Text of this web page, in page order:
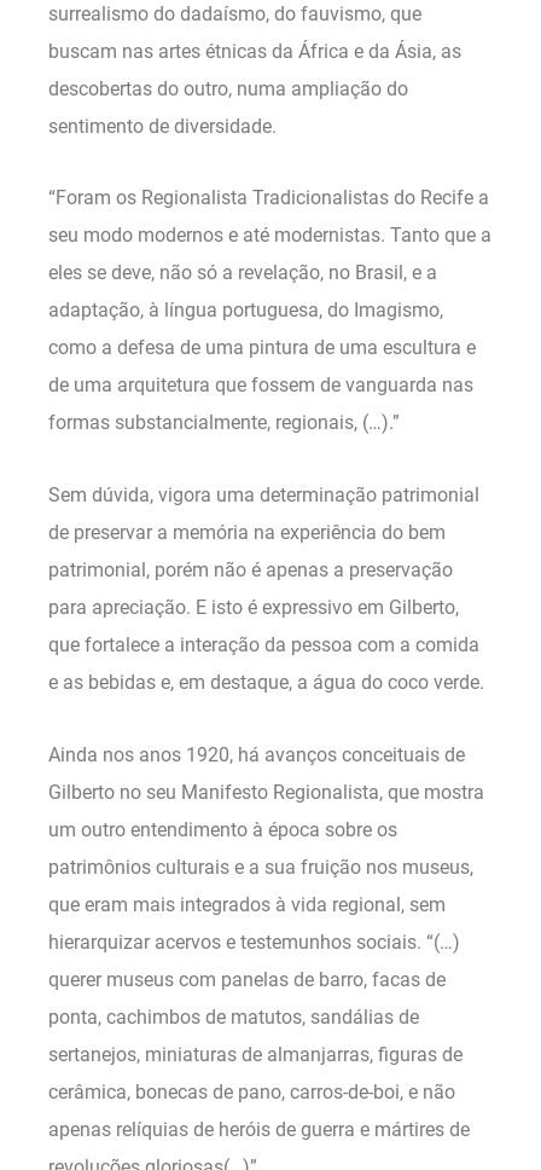
surrealismo do dadaísmo, do fauvismo, que
buscam nas artes étnicas da África e da Ásia, as
descobertas do outro, numa ampliação do
sentimento de diversidade.
“Foram os Regionalista Tradicionalistas do Recife a
seu modo modernos e até modernistas. Tanto que a
eles se deve, não só a revelação, no Brasil, e a
adaptação, à língua portuguesa, do Imagismo,
como a defesa de uma pintura de uma escultura e
de uma arquitetura que fossem de vanguarda nas
formas substancialmente, regionais, (…).”
Sem dúvida, vigora uma determinação patrimonial
de preservar a memória na experiência do bem
patrimonial, porém não é apenas a preservação
para apreciação. E isto é expressivo em Gilberto,
que fortalece a interação da pessoa com a comida
e as bebidas e, em destaque, a água do coco verde.
Ainda nos anos 1920, há avanços conceituais de
Gilberto no seu Manifesto Regionalista, que mostra
um outro entendimento à época sobre os
patrimônios culturais e a sua fruição nos museus,
que eram mais integrados à vida regional, sem
hierarquizar acervos e testemunhos sociais. “(…)
querer museus com panelas de barro, facas de
ponta, cachimbos de matutos, sandálias de
sertanejos, miniaturas de almanjarras, figuras de
cerâmica, bonecas de pano, carros-de-boi, e não
apenas relíquias de heróis de guerra e mártires de